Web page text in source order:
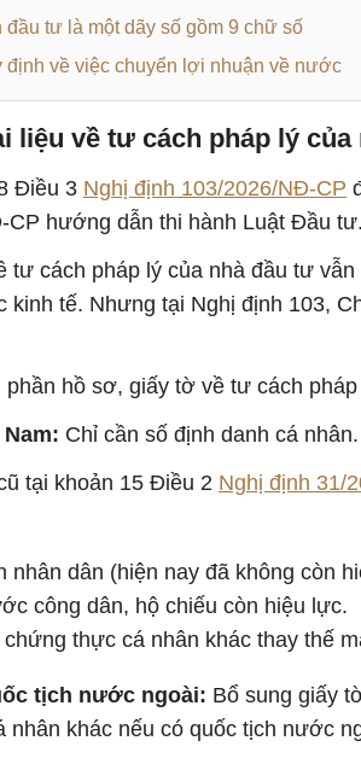
đầu tư là một dãy số gồm 9 chữ số
định về việc chuyển lợi nhuận về nước
liệu về tư cách pháp lý
Điều 3 Nghị định 103/2026/NĐ-CP
CP hướng dẫn thi hành Luật Đầu
tư cách pháp lý của nhà đầu tư
kinh tế. Nhưng tại Nghị định 103,
hồ sơ, giấy tờ về tư cách
Chỉ cần số định danh cá nhân.
tại khoản 15 Điều 2 Nghị định 31/
nhân dân (hiện nay đã không còn
công dân, hộ chiếu còn hiệu lực.
thực cá nhân khác thay thế
tịch nước ngoài: Bổ sung giấy
nhân khác nếu có quốc tịch nước